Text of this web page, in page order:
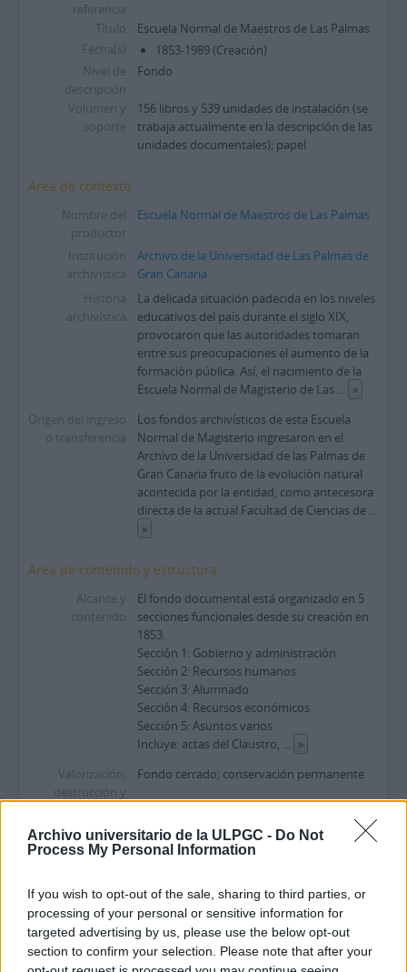
Archivo universitario de la ULPGC - Do Not
Process My Personal Information
If you wish to opt-out of the sale, sharing to third parties, or
processing of your personal or sensitive information for
targeted advertising by us, please use the below opt-out
section to confirm your selection. Please note that after your
referencia
Título
Escuela Normal de Maestros de Las Palmas
Fecha(s)
1853-1989 (Creación)
Nivel de
descripción
Fondo
Volumen y
soporte
156 libros y 539 unidades de instalación (se
trabaja actualmente en la descripción de las
unidades documentales); papel
Área de contexto
Nombre del
productor
Escuela Normal de Maestros de Las Palmas
Institución
archivística
Archivo de la Universidad de Las Palmas de
Gran Canaria
Historia
archivística
La delicada situación padecida en los niveles
educativos del país durante el siglo XIX,
provocaron que las autoridades tomaran
entre sus preocupaciones el aumento de la
formación pública. Así, el nacimiento de la
Escuela Normal de Magisterio de Las ... »
Origen del ingreso
o transferencia
Los fondos archivísticos de esta Escuela
Normal de Magisterio ingresaron en el
Archivo de la Universidad de las Palmas de
Gran Canaria fruto de la evolución natural
acontecida por la entidad, como antecesora
directa de la actual Facultad de Ciencias de ...
»
Área de contenido y estructura
Alcance y
contenido
El fondo documental está organizado en 5
secciones funcionales desde su creación en
1853.
Sección 1: Gobierno y administración
Sección 2: Recursos humanos
Sección 3: Alumnado
Sección 4: Recursos económicos
Sección 5: Asuntos varios
Incluye: actas del Claustro, ... »
Valorización,
destrucción y
Fondo cerrado; conservación permanente
Área de condiciones de acceso y uso
acceso
que el Archivo se encuentra cerrado al
Condiciones
La consulta y reproducción está sujeta a la
Ley de Propiedad Intelectual, aprobado por